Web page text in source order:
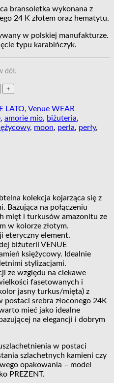
bransoletka wykonana z
24 K złotem oraz hematytu.
w polskiej manufakturze.
typu karabińczyk.
dół.
LATO, Venue WEAR
, amorie mio, biżuteria,
, moon, perla, perły,
kolekcja kojarząca się z
Bazująca na połączeniu
mięt i turkusów amazonitu ze
w kolorze złotym.
eteryczny element.
biżuterii VENUE
księżycowy. Idealnie
stylizacjami.
ze względu na ciekawe
fasetowanych i
jasny turkus/mięta) z
postaci srebra złoconego 24K
mieć jako idealne
na elegancji i dobrym
w postaci
szlachetnych kamieni czy
opakowania – model
PREZENT.